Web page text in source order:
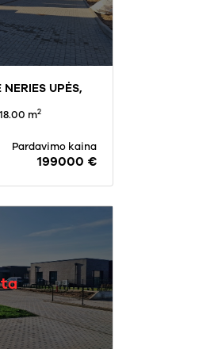
UPĖS,
m2
Pardavimo kaina
199000 €